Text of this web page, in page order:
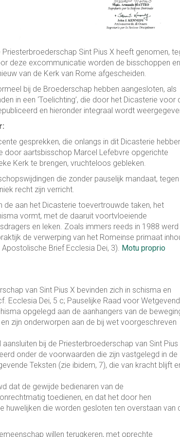
Sint Pius X heeft genomen,
deze excommunicatie worden de bisschoppen en
van de Kerk van Rome afgescheiden.
bij de Broederschap hebben aangesloten, als
in een ‘Toelichting’, die door het Dicasterie voor
en hieronder integraal wordt
gesprekken, die onlangs in dit Dicasterie
door aartsbisschop Marcel Lefebvre opgerichte
Kerk te brengen, vruchteloos gebleken.
die zonder pauselijk mandaat,
recht zijn verricht.
de aan het Dicasterie toevertrouwde taken, het
vormt, met de daaruit voortvloeiende
en leken. Zoals immers reeds in 1988 werd
de verwerping van het Romeinse primaat
Brief Ecclesia Dei, 3). Motu proprio
van Sint Pius X bevinden zich in schisma en
Dei, 5 c; Pauselijke Raad voor
opgelegd aan de aanhangers van de
zijn onderworpen aan de bij wet voorgeschreven
bij de Priesterbroederschap van Sint Pius
onder de voorwaarden die zijn vastgelegd in de
Teksten (zie ibidem, 7), die van kracht blijft
dat de gewijde bedienaren van de
toedienen, en dat het door hen
die worden gesloten ten overstaan van
willen terugkeren, met oprechte